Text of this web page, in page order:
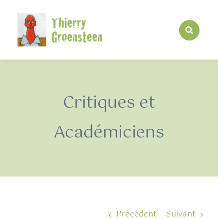
contenu
Critiques et
Académiciens
Précédent Suivant